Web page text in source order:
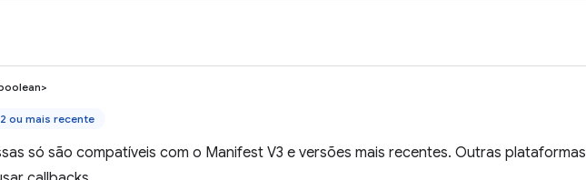
ou mais recente
só são compatíveis com o Manifest V3 e versões mais recentes. Outras plataformas